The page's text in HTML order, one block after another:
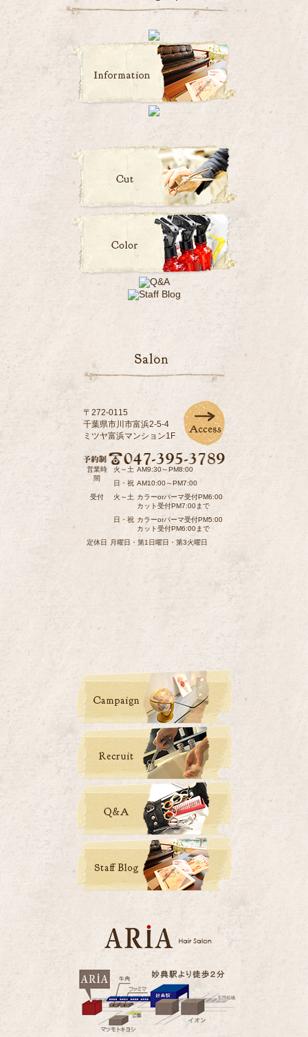
〒272-0115
千葉県市川市富浜2-5-4
ミツヤ富浜マンション1F
営業時
間
火～土 AM9:30～PM8:00
日・祝 AM10:00～PM7:00
受付
火～土 カラーorパーマ受付PM6:00
カット受付PM7:00まで
日・祝 カラーorパーマ受付PM5:00
カット受付PM6:00まで
定休日
月曜日・第1日曜日・第3火曜日